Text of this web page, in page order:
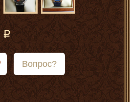
Вопрос?